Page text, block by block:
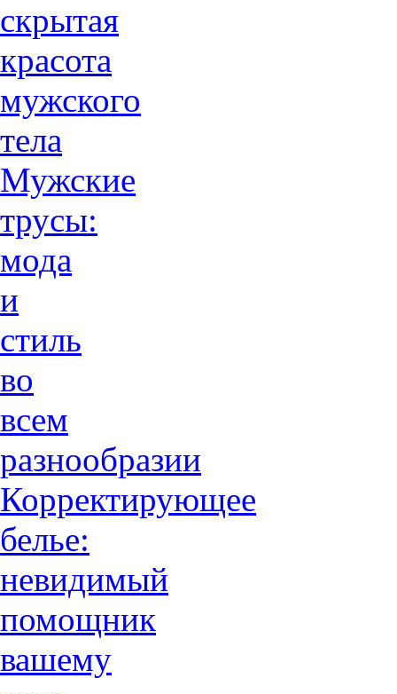
скрытая
красота
мужского
тела
Мужские
трусы:
мода
и
стиль
во
всем
разнообразии
Корректирующее
белье:
невидимый
помощник
вашему